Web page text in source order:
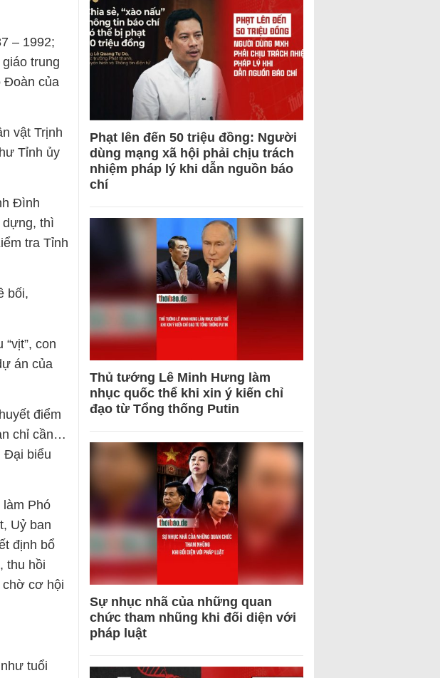
– 1992;
trung
Đoàn của
vật Trịnh
Tỉnh ủy
Đình
thì
tra Tỉnh
bối,
con
án của
điểm
chỉ cần…
Đại biểu
làm Phó
Uỷ ban
định bổ
thu hồi
chờ cơ hội
tuổi
Phạt lên đến 50 triệu đồng: Người
dùng mạng xã hội phải chịu trách
nhiệm pháp lý khi dẫn nguồn báo
chí
Thủ tướng Lê Minh Hưng làm
nhục quốc thể khi xin ý kiến chỉ
đạo từ Tổng thống Putin
Sự nhục nhã của những quan
chức tham nhũng khi đối diện với
pháp luật